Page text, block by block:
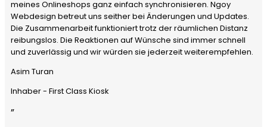
meines Onlineshops ganz einfach synchronisieren. Ngoy
Webdesign betreut uns seither bei Änderungen und Updates.
Die Zusammenarbeit funktioniert trotz der räumlichen Distanz
reibungslos. Die Reaktionen auf Wünsche sind immer schnell
und zuverlässig und wir würden sie jederzeit weiterempfehlen.
Asim Turan
Inhaber - First Class Kiosk
”